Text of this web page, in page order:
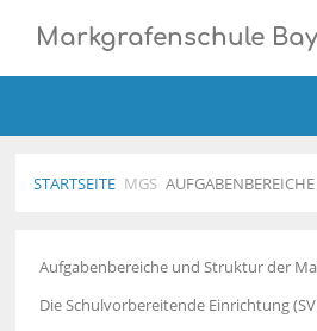
Markgrafenschule
STARTSEITE MGS
der
MGS
Aufgabenbereiche und Struktur der
Die Schulvorbereitende Einrichtung